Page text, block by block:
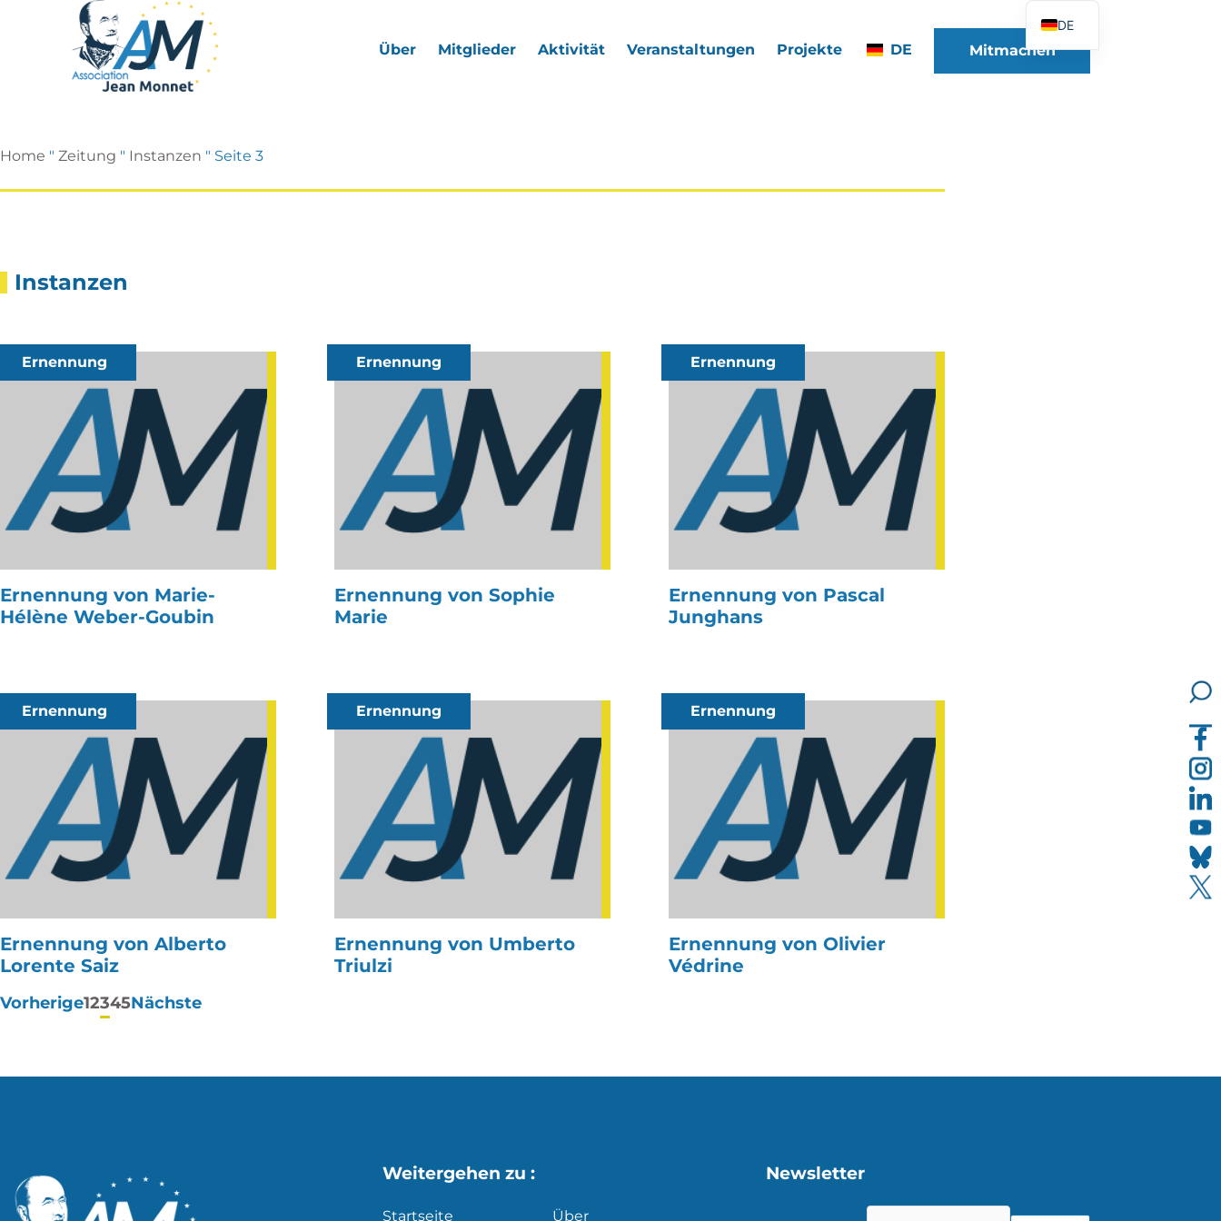
Über Mitglieder Aktivität Veranstaltungen Projekte DE Mitmachen
Home " Zeitung " Instanzen " Seite 3
Instanzen
Ernennung
Ernennung von Marie-
Hélène Weber-Goubin
Ernennung
Ernennung von Sophie
Marie
Ernennung
Ernennung von Pascal
Junghans
Ernennung
Ernennung von Alberto
Lorente Saiz
Ernennung
Ernennung von Umberto
Triulzi
Ernennung
Ernennung von Olivier
Védrine
Paginierung
Vorherige12345Nächste
Weitergehen zu :
Startseite Über
Newsletter
DE
FR